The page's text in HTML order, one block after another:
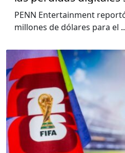
PENN Entertainment
millones de dólares para el